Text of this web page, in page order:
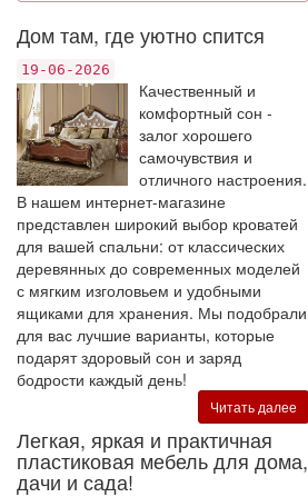
Дом там, где уютно спится
19-06-2026
Качественный и
комфортный сон -
залог хорошего
самочувствия и
отличного настроения.
В нашем интернет-магазине
представлен широкий выбор кроватей
для вашей спальни: от классических
деревянных до современных моделей
с мягким изголовьем и удобными
ящиками для хранения. Мы подобрали
для вас лучшие варианты, которые
подарят здоровый сон и заряд
бодрости каждый день!
Читать далее
Легкая, яркая и практичная
пластиковая мебель для дома,
дачи и сада!